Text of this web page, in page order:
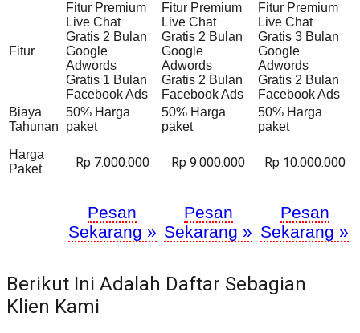
Fitur
Fitur Premium
Live Chat
Gratis 2 Bulan
Google
Adwords
Gratis 1 Bulan
Facebook Ads
Fitur Premium
Live Chat
Gratis 2 Bulan
Google
Adwords
Gratis 2 Bulan
Facebook Ads
Fitur Premium
Live Chat
Gratis 3 Bulan
Google
Adwords
Gratis 2 Bulan
Facebook Ads
Biaya
Tahunan
50% Harga
paket
50% Harga
paket
50% Harga
paket
Harga
Paket
Rp 7.000.000 Rp 9.000.000 Rp 10.000.000
Pesan
Sekarang »
Pesan
Sekarang »
Pesan
Sekarang »
Berikut Ini Adalah Daftar Sebagian
Klien Kami